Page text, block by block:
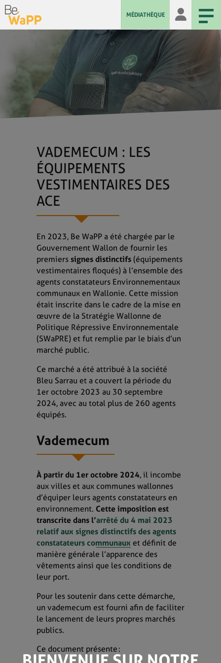
MÉDIATHÈQUE
VADEMECUM : LES
ÉQUIPEMENTS
VESTIMENTAIRES DES
ACE
En 2023, Be WaPP a été chargée par le
Gouvernement Wallon de fournir les
premiers signes distinctifs (équipements
vestimentaires floqués) à l’ensemble des
agents constatateurs Environnementaux
communaux en Wallonie. Cette mission
était inscrite dans le cadre de la mise en
œuvre de la Stratégie Wallonne de
Politique Répressive Environnementale
(SWaPRE) et fut remplie par le biais d’un
marché public.
Ce marché a été attribué à la société
Bleu Sarrau et a couvert la période du
1er octobre 2023 au 30 septembre
2024, avec au total plus de 260 agents
équipés.
Vademecum
À partir du 1er octobre 2024, il incombe
aux villes et aux communes wallonnes
d’équiper leurs agents constatateurs en
environnement. Cette imposition est
transcrite dans l’arrêté du 4 mai 2023
relatif aux signes distinctifs des agents
constatateurs communaux et définit de
manière générale l’apparence des
vêtements ainsi que les conditions de
leur port.
Pour les soutenir dans cette démarche,
un vademecum est fourni afin de faciliter
le lancement de leurs propres marchés
publics.
Ce document présente :